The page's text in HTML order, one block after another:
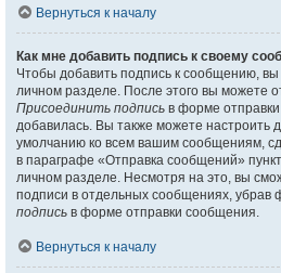
Вернуться к началу
Как мне добавить подпись к своему
Чтобы добавить подпись к сообщению,
личном разделе. После этого вы можете
Присоединить подпись в форме
добавилась. Вы также можете настроить
умолчанию ко всем вашим сообщениям,
в параграфе «Отправка сообщений»
личном разделе. Несмотря на это, вы
подписи в отдельных сообщениях, убрав
подпись в форме отправки сообщения.
Вернуться к началу